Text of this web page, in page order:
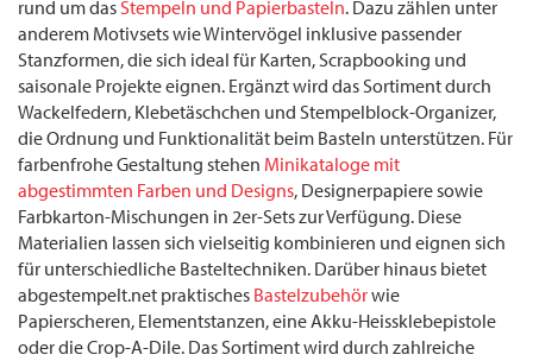
rund um dasStempeln und Papierbasteln. Dazu zählen unter
anderem Motivsets wie Wintervögel inklusive passender
Stanzformen, die sich ideal für Karten, Scrapbooking und
saisonale Projekte eignen. Ergänzt wird das Sortiment durch
Wackelfedern, Klebetäschchen und Stempelblock-Organizer,
die Ordnung und Funktionalität beim Basteln unterstützen. Für
farbenfrohe Gestaltung stehen Minikataloge mit
abgestimmten Farben und Designs, Designerpapiere sowie
Farbkarton-Mischungen in 2er-Sets zur Verfügung. Diese
Materialien lassen sich vielseitig kombinieren und eignen sich
für unterschiedliche Basteltechniken. Darüber hinaus bietet
abgestempelt.net praktisches Bastelzubehörwie
Papierscheren, Elementstanzen, eine Akku-Heissklebepistole
oder die Crop-A-Dile. Das Sortiment wird durch zahlreiche